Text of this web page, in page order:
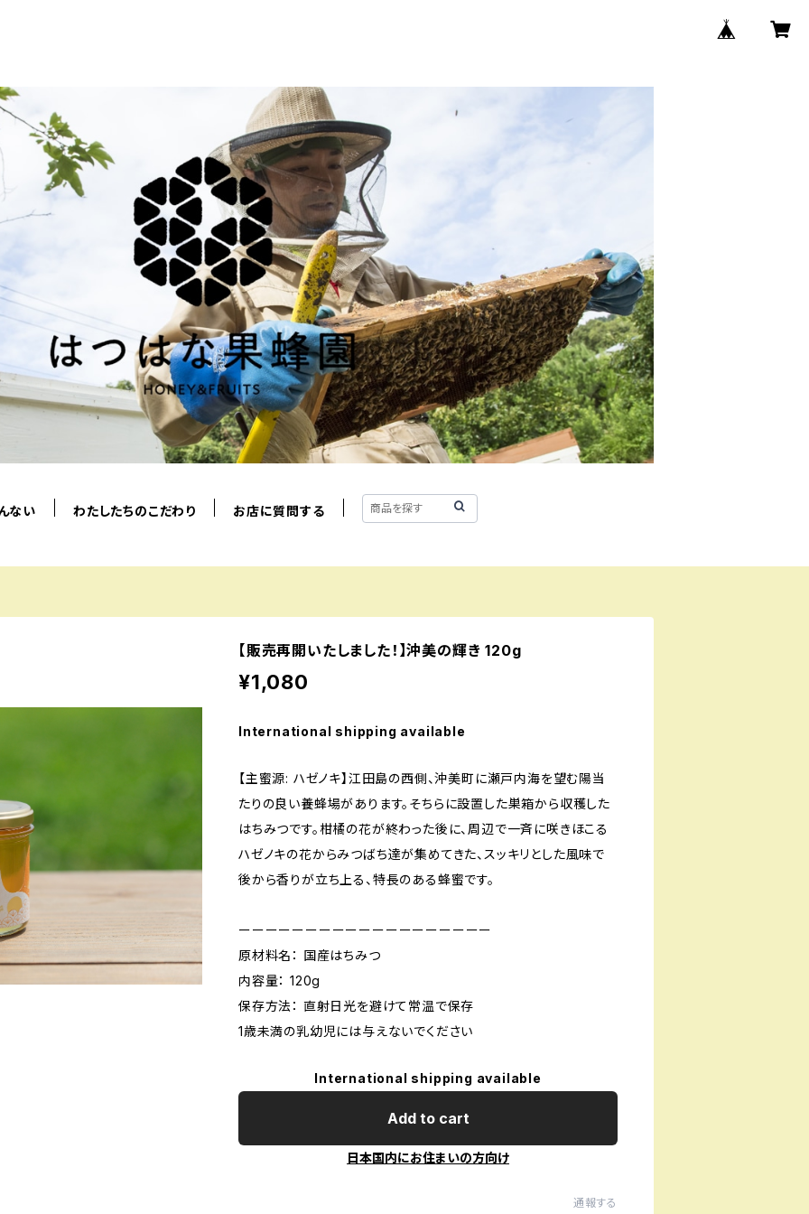
ない わたしたちのこだわり お店に質問する
【販売再開いたしました！】沖美の輝き 120g
¥1,080
International shipping available
【主蜜源: ハゼノキ】江田島の西側、沖美町に瀬戸内海を望む陽当
たりの良い養蜂場があります。そちらに設置した巣箱から収穫した
はちみつです。柑橘の花が終わった後に、周辺で一斉に咲きほこる
ハゼノキの花からみつばち達が集めてきた、スッキリとした風味で
後から香りが立ち上る、特長のある蜂蜜です。
ーーーーーーーーーーーーーーーーーーー
原材料名： 国産はちみつ
内容量： 120g
保存方法： 直射日光を避けて常温で保存
1歳未満の乳幼児には与えないでください
International shipping available
Add to cart
日本国内にお住まいの方向け
通報する